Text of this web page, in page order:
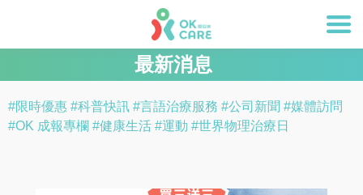
最新消息
#限時優惠 #科普快訊 #言語治療服務 #公司新聞 #媒體訪問
#OK 成報專欄 #健康生活 #運動 #世界物理治療日